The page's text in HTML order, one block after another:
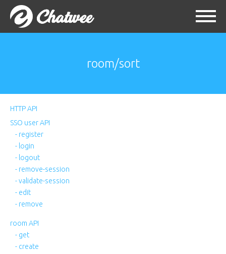
room/sort
HTTP API
SSO user API
- register
- login
- logout
- remove-session
- validate-session
- edit
- remove
room API
- get
- create